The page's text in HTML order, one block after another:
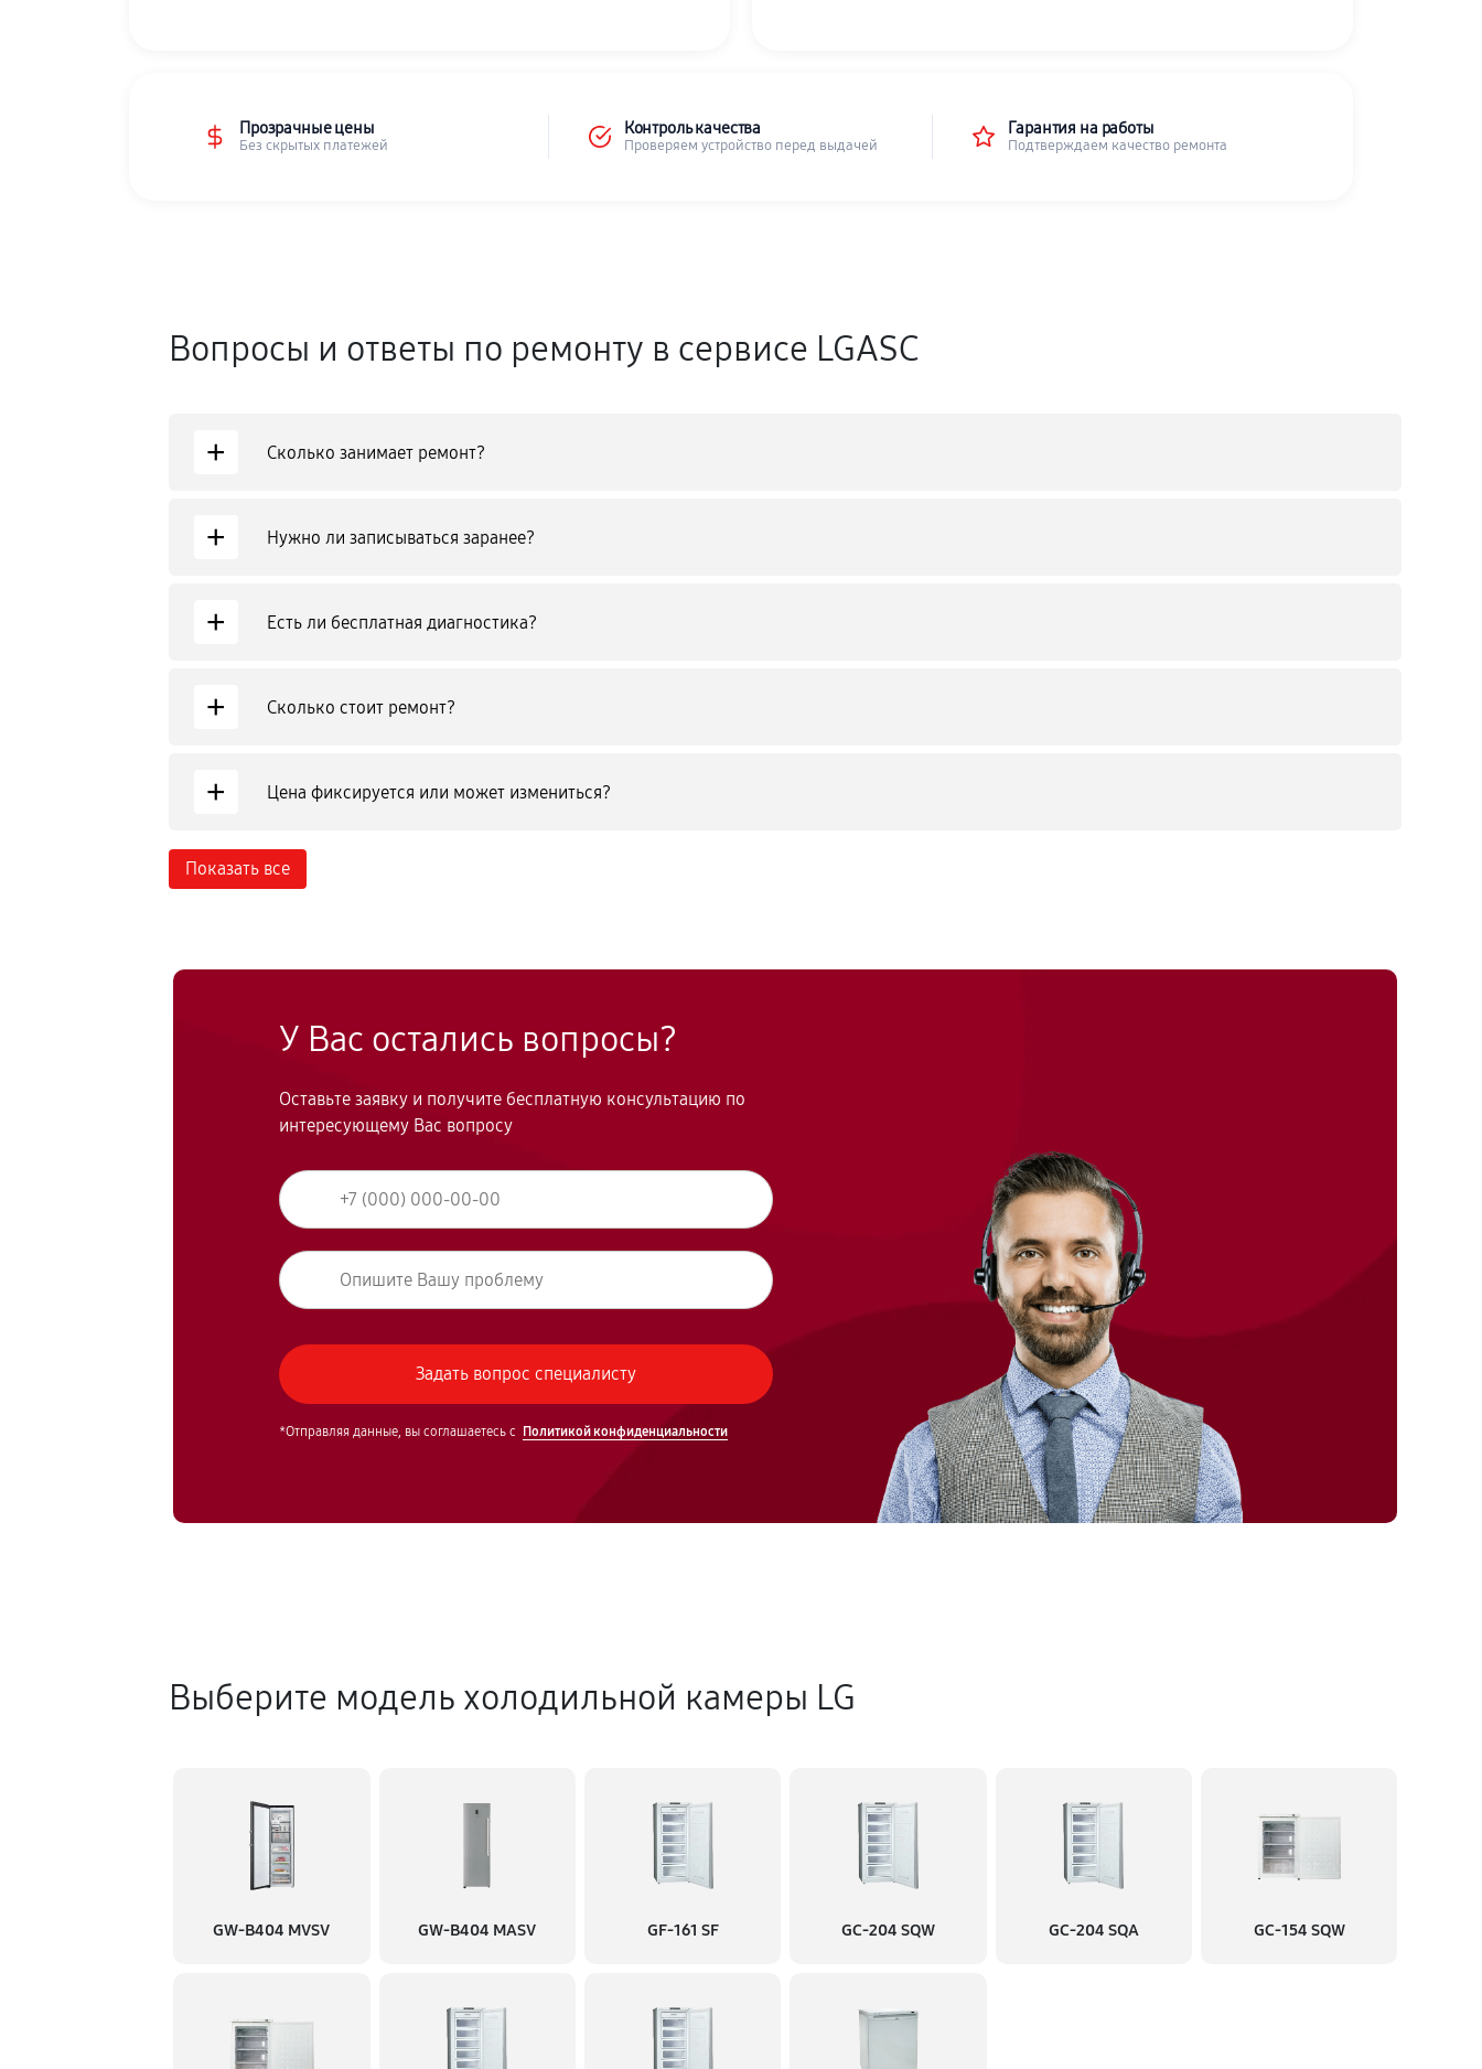
Прозрачные цены
Без скрытых платежей
Контроль качества
Проверяем устройство перед выдачей
Гарантия на работы
Подтверждаем качество ремонта
Вопросы и ответы по ремонту в сервисе LGASC
+ Сколько занимает ремонт?
+ Нужно ли записываться заранее?
+ Есть ли бесплатная диагностика?
+ Сколько стоит ремонт?
+ Цена фиксируется или может измениться?
Показать все
У Вас остались вопросы?
Оставьте заявку и получите бесплатную консультацию по
интересующему Вас вопросу
*Отправляя данные, вы соглашаетесь с Политикой конфиденциальности
Выберите модель холодильной камеры LG
GW-B404 MVSV GW-B404 MASV GF-161 SF GC-204 SQW GC-204 SQA GC-154 SQW